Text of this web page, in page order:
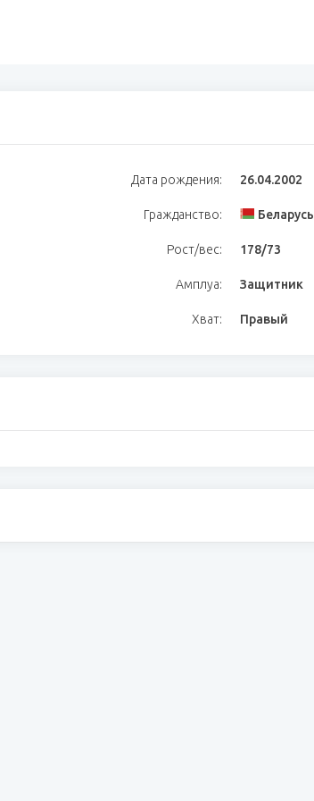
Дата рождения: 26.04.2002
Гражданство: Беларусь
Рост/вес: 178/73
Амплуа: Защитник
Хват: Правый